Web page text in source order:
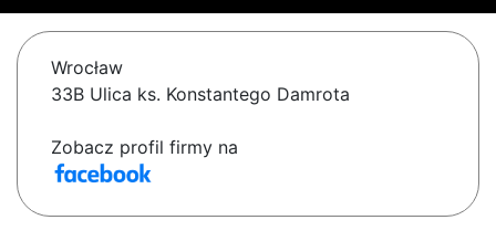
Wrocław
33B Ulica ks. Konstantego Damrota
Zobacz profil firmy na